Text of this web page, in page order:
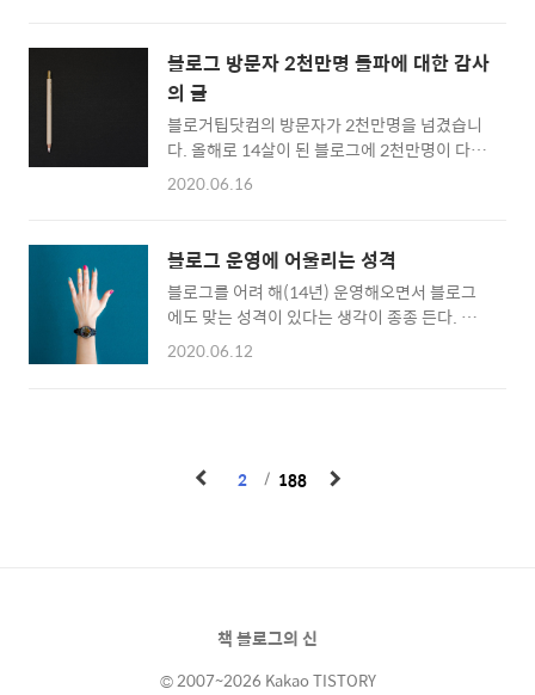
경험을 돌이켜보면 즐거운 일에 심취해 있을 때
는 글을 쓰기 힘들었다. 그런 의미에서 보자면
행복한 사람은 블로그..
폰에 익숙한 나 조차도 불편한데 익숙하지 않은
어르신들은 그 불편함이 오죽했을까. 무려 127
시간 동안 지속된 카카오 서버 장애는 블로그 운
영자까지도 울상을 짓게 했다. 나 역시 수년간
꾸준히 1,000~10,000 수준의 일방문자를 보여
오던 블로그 방문자수가 급감했다. 1,000 이하
누락 논란 한국의 검색 점유율은 네이버 독점 체
제라고 봐도 무방하다. 카카오 서버 장애로 네이
버에..
블로그 방문자 2천만명 돌파에 대한 감사
의 글
블로거팁닷컴의 방문자가 2천만명을 넘겼습니
다. 올해로 14살이 된 블로그에 2천만명이 다녀
갔다는 게 참 신기합니다. 허수를 절반으로 잡는
문자분들의 관심 덕분입니다. 모쪼록 그동안 제
블로그를 다녀갔던 분들께 좋은 일이 많이 생기
길 바랍니다. 최근에는 유명 강의 플랫폼과 함께
블로그 강의를 기획하고 있으며 책도 쓰고 있습
니다. 사기성 없이 준비하다 보니 강의는 오픈에
기도 하지만 물질적인 수익보다 더 큰 비물질적
2020.06.16
블로그 운영에 어울리는 성격
블로그를 어려 해(14년) 운영해오면서 블로그
에도 맞는 성격이 있다는 생각이 종종 든다. 누
구는 오래 운영하면서 블로그 운영으로 개이득
팸투어 등을 하며 수많은 블로그 운영자들을 만
났다. 그들 대부분은 조용하고 내향적인 성격이
향은 파워블로거 즉 인플루언서로 갈수록 더 강
했다. 내향적인 사람들은 타인..
2020.06.12
2 188
책 블로그의 신
© 2007~2026 Kakao TISTORY